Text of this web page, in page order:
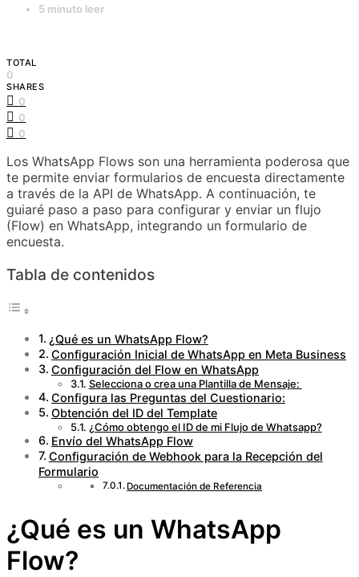
5 minuto leer
TOTAL
0
SHARES
0
0
0
Los WhatsApp Flows son una herramienta poderosa que
te permite enviar formularios de encuesta directamente
a través de la API de WhatsApp. A continuación, te
guiaré paso a paso para configurar y enviar un flujo
(Flow) en WhatsApp, integrando un formulario de
encuesta.
Tabla de contenidos
¿Qué es un WhatsApp Flow?
Configuración Inicial de WhatsApp en Meta Business
Configuración del Flow en WhatsApp
Selecciona o crea una Plantilla de Mensaje:
Configura las Preguntas del Cuestionario:
Obtención del ID del Template
¿Cómo obtengo el ID de mi Flujo de Whatsapp?
Envío del WhatsApp Flow
Configuración de Webhook para la Recepción del
Formulario
Documentación de Referencia
¿Qué es un WhatsApp
Flow?